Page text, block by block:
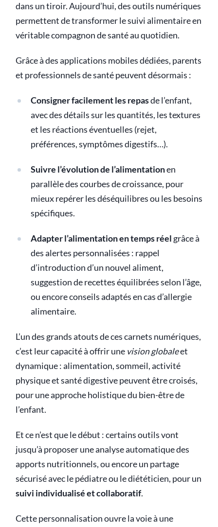
dans un tiroir. Aujourd’hui, des outils numériques
permettent de transformer le suivi alimentaire en
véritable compagnon de santé au quotidien.
Grâce à des applications mobiles dédiées, parents
et professionnels de santé peuvent désormais :
Consigner facilement les repasde l’enfant,
avec des détails sur les quantités, les textures
et les réactions éventuelles (rejet,
préférences, symptômes digestifs…).
Suivre l’évolution de l’alimentationen
parallèle des courbes de croissance, pour
mieux repérer les déséquilibres ou les besoins
spécifiques.
Adapter l’alimentation en temps réel grâce à
des alertes personnalisées : rappel
d’introduction d’un nouvel aliment,
suggestion de recettes équilibrées selon l’âge,
ou encore conseils adaptés en cas d’allergie
alimentaire.
L’un des grands atouts de ces carnets numériques,
c’est leur capacité à offrir une vision globaleet
dynamique : alimentation, sommeil, activité
physique et santé digestive peuvent être croisés,
pour une approche holistique du bien-être de
l’enfant.
Et ce n’est que le début : certains outils vont
jusqu’à proposer une analyse automatique des
apports nutritionnels, ou encore un partage
sécurisé avec le pédiatre ou le diététicien, pour un
suivi individualisé et collaboratif.
Cette personnalisation ouvre la voie à une